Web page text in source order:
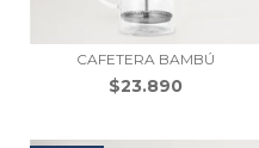
CAFETERA BAMBÚ
$23.890